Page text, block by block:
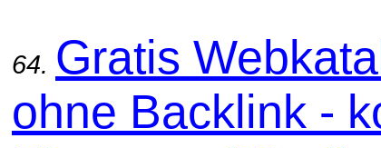
64. Gratis
ohne Backlink -